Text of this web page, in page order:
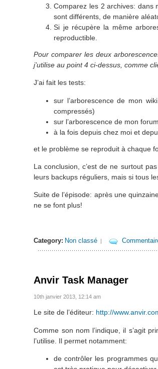
Comparez les 2 archives: dans
sont différents, de manière
Si je récupère la même
reproductible.
Pour comparer les deux
j’utilise au point 4 ci-dessus, comme
J’ai fait les tests:
sur l’arborescence de mon
compressés)
sur l’arborescence de mon
à la fois depuis chez moi et
et le problème se reproduit à chaque
La conclusion, c’est de ne surtout
leurs backups réguliers, mais si tous
Suite de l’épisode: après une
ne se font plus!
Category: Non classé
Anvir Task Manager
10th janvier 2013, 12:14 am
Le site de l’éditeur: http://
Comme son nom l’indique, il s’agit
l’utilise. Il permet notamment:
de contrôler les programmes